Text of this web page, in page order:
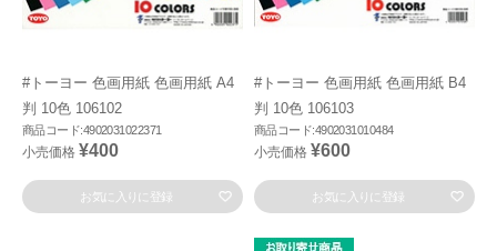
#トーヨー 色画用紙 色画用紙 A4
判 10色 106102
商品コード:4902031022371
小売価格 ¥400
お気に入りに登録
#トーヨー 色画用紙 色画用紙 B4
判 10色 106103
商品コード:4902031010484
小売価格 ¥600
お気に入りに登録